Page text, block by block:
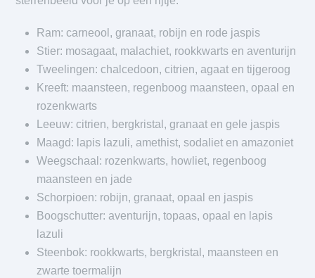
Ram: carneool, granaat, robijn en rode jaspis
Stier: mosagaat, malachiet, rookkwarts en aventurijn
Tweelingen: chalcedoon, citrien, agaat en tijgeroog
Kreeft: maansteen, regenboog maansteen, opaal en
rozenkwarts
Leeuw: citrien, bergkristal, granaat en gele jaspis
Maagd: lapis lazuli, amethist, sodaliet en amazoniet
Weegschaal: rozenkwarts, howliet, regenboog
maansteen en jade
Schorpioen: robijn, granaat, opaal en jaspis
Boogschutter: aventurijn, topaas, opaal en lapis
lazuli
Steenbok: rookkwarts, bergkristal, maansteen en
zwarte toermalijn